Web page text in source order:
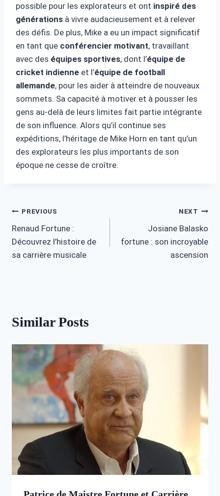
possible pour les explorateurs et ont inspiré des
générations à vivre audacieusement et à relever
des défis. De plus, Mike a eu un impact significatif
en tant que conférencier motivant, travaillant
avec des équipes sportives, dont l’équipe de
cricket indienne et l’équipe de football
allemande, pour les aider à atteindre de nouveaux
sommets. Sa capacité à motiver et à pousser les
gens au-delà de leurs limites fait partie intégrante
de son influence. Alors qu’il continue ses
expéditions, l’héritage de Mike Horn en tant qu’un
des explorateurs les plus importants de son
époque ne cesse de croître.
Post
navigation
PREVIOUS
Renaud Fortune :
Découvrez l’histoire de
sa carrière musicale
NEXT
Josiane Balasko
fortune : son incroyable
ascension
Similar Posts